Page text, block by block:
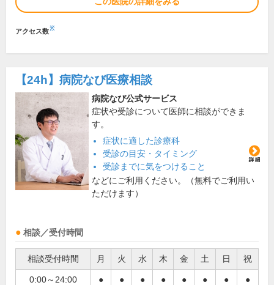
アクセス数※
【24h】 病院なび医療相談
病院なび公式サービス
症状や受診について医師に相談ができま
す。
症状に適した診療科
受診の目安・タイミング
受診までに気をつけること
などにご利用ください。（無料でご利用い
ただけます）
相談／受付時間
相談受付時間 月 火 水 木 金 土 日 祝
0:00～24:00 ● ● ● ● ● ● ● ●